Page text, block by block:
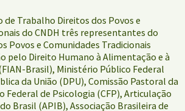
de Trabalho Direitos dos Povos e
do CNDH três representantes do
Povos e Comunidades Tradicionais
pelo Direito Humano à Alimentação e à
Brasil), Ministério Público Federal
da União (DPU), Comissão Pastoral da
Federal de Psicologia (CFP), Articulação
Brasil (APIB), Associação Brasileira de